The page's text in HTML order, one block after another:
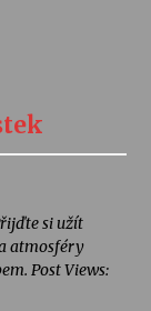
si užít
atmosféry
Post Views: